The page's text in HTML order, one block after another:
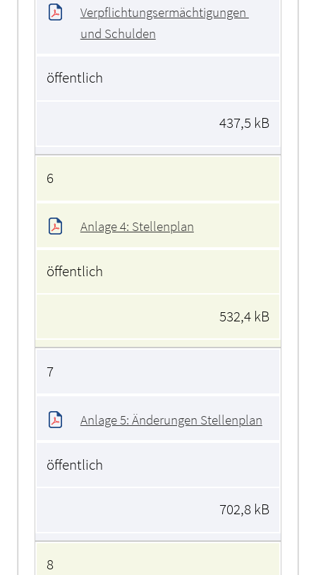
Verpflichtungsermächtigungen
und Schulden
öffentlich
437,5 kB
6
Anlage 4: Stellenplan
öffentlich
532,4 kB
7
Anlage 5: Änderungen Stellenplan
öffentlich
702,8 kB
8